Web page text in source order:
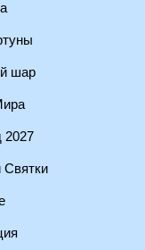
шар
2027
Святки